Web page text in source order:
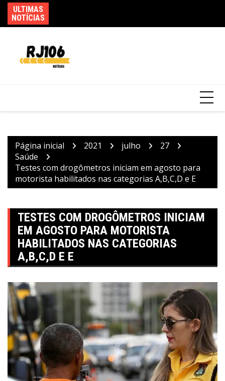
para
o
ULTIMAS
NOTÍCIAS
Página inicial 2021 julho
27
Saúde
Testes com drogômetros iniciam em agosto para
motorista habilitados nas categorias A,B,C,D e E
TESTES COM DROGÔMETROS INICIAM
EM AGOSTO PARA MOTORISTA
HABILITADOS NAS CATEGORIAS
A,B,C,D E E